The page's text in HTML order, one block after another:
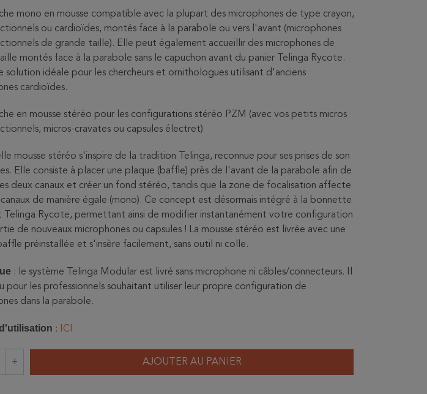
mono en mousse compatible avec la plupart des microphones de type crayon,
ou cardioïdes, montés face à la parabole ou vers l'avant (microphones
de grande taille). Elle peut également accueillir des microphones de
montés face à la parabole sans le capuchon avant du panier Telinga Rycote.
solution idéale pour les chercheurs et ornithologues utilisant d'anciens
cardioïdes.
en mousse stéréo pour les configurations stéréo PZM (avec vos petits micros
micros-cravates ou capsules électret)
mousse stéréo s'inspire de la tradition Telinga, reconnue pour ses prises de son
Elle consiste à placer une plaque (baffle) près de l'avant de la parabole afin de
deux canaux et créer un fond stéréo, tandis que la zone de focalisation affecte
canaux de manière égale (mono). Ce concept est désormais intégré à la bonnette
Telinga Rycote, permettant ainsi de modifier instantanément votre configuration
de nouveaux microphones ou capsules ! La mousse stéréo est livrée avec une
préinstallée et s'insère facilement, sans outil ni colle.
: le système Telinga Modular est livré sans microphone ni câbles/connecteurs. Il
pour les professionnels souhaitant utiliser leur propre configuration de
dans la parabole.
: ICI
+ AJOUTER AU PANIER